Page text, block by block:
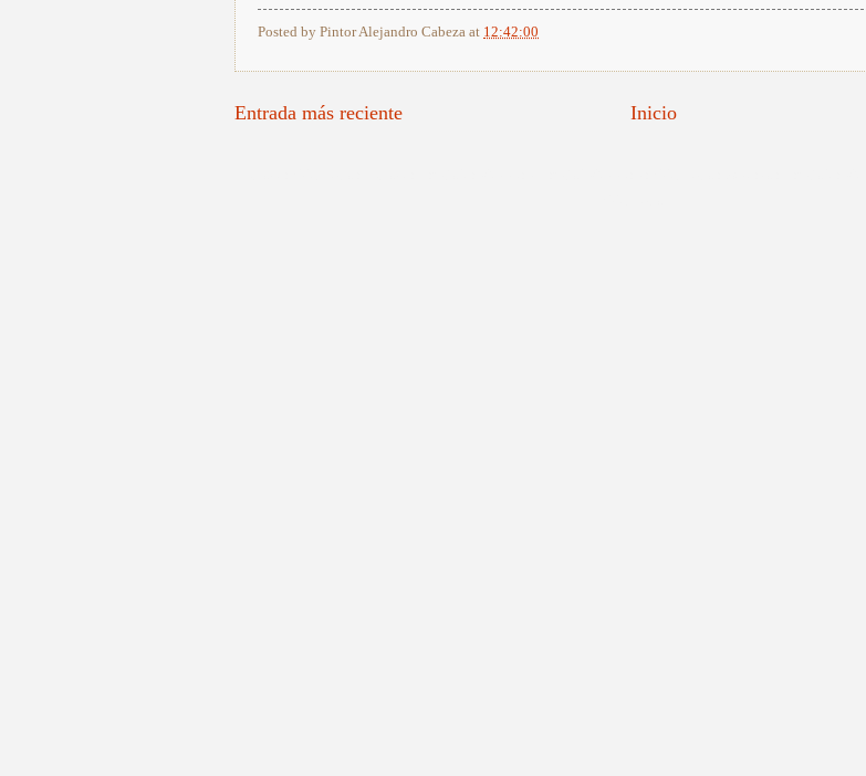
Posted by Pintor Alejandro Cabeza at 12:42:00
Entrada más reciente Inicio